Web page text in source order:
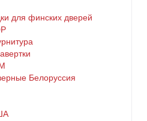
для финских дверей
Белоруссия